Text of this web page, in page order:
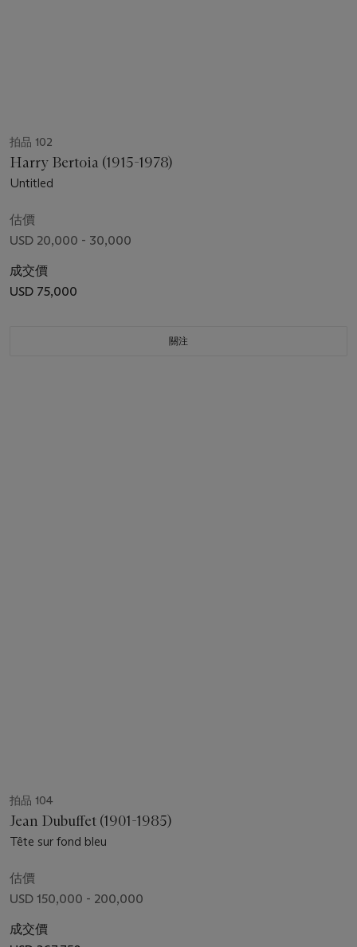
拍品 102
Harry Bertoia (1915-1978)
Untitled
估價
USD 20,000 - 30,000
成交價
USD 75,000
關注
拍品 104
Jean Dubuffet (1901-1985)
Tête sur fond bleu
估價
USD 150,000 - 200,000
成交價